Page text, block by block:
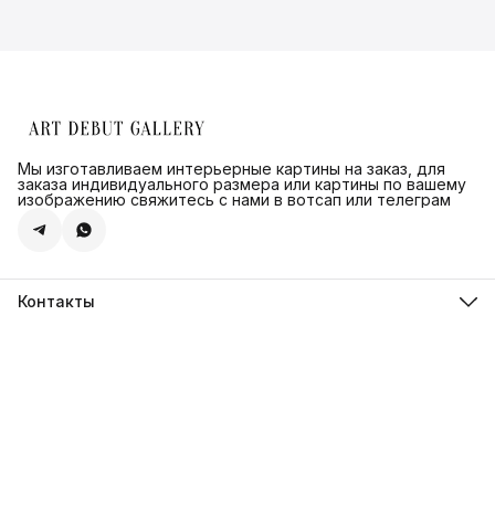
Мы изготавливаем интерьерные картины на заказ, для
заказа индивидуального размера или картины по вашему
изображению свяжитесь с нами в вотсап или телеграм
Контакты